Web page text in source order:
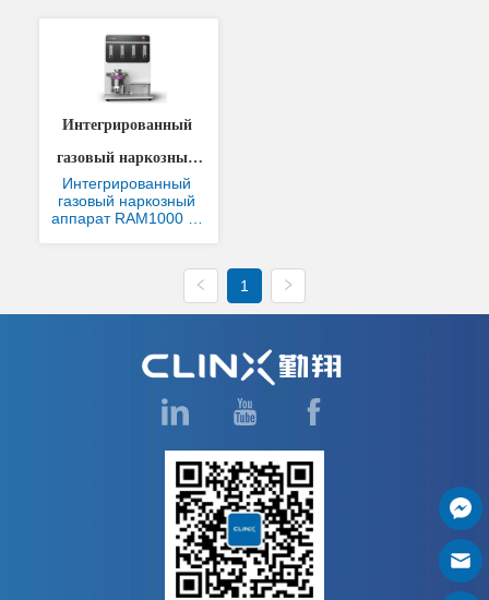
Интегрированный
газовый наркозный
аппарат RAM1000
Интегрированный
газовый наркозный
аппарат RAM1000 —
разработанный для
важным
вспомогательным
визуализации мелких
1